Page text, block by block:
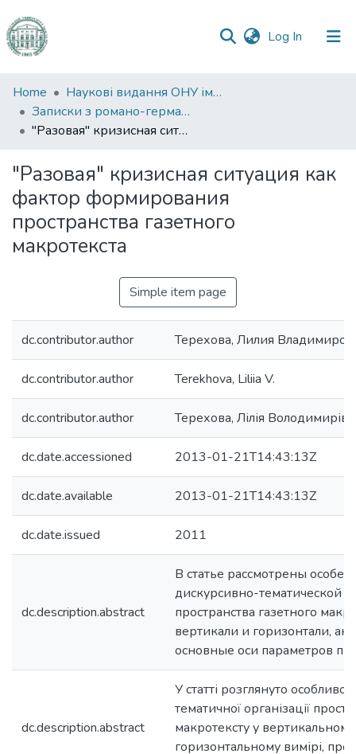
Log In (current)
Communities
&
Collections
Statistics
Home
Наукові видання ОНУ імені І. І. Мечникова
Записки з романо-германської філології
"Разовая" кризисная ситуация как фактор формирования пространства газетного макротекста
"Разовая" кризисная ситуация как
фактор формирования
пространства газетного
макротекста
Simple item page
dc.contributor.author Терехова, Лилия
dc.contributor.author Terekhova, Liliia V.
dc.contributor.author Терехова, Лілія
dc.date.accessioned 2013-01-21T14:43:13Z
dc.date.available 2013-01-21T14:43:13Z
dc.date.issued 2011
dc.description.abstract
В статье рассмотрены
дискурсивно-тематической
пространства газетного
вертикали и горизонтали,
основные оси параметров
dc.description.abstract
У статті розглянуто
тематичної організації
макротексту у
горизонтальному вимірі,